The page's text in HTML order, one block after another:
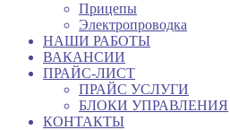
Прицепы
Электропроводка
НАШИ РАБОТЫ
ВАКАНСИИ
ПРАЙС-ЛИСТ
ПРАЙС УСЛУГИ
БЛОКИ УПРАВЛЕНИЯ
КОНТАКТЫ